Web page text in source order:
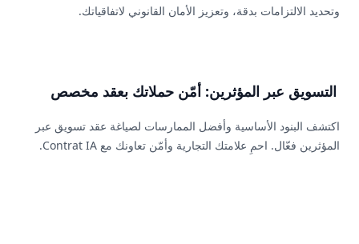
وتحديد الالتزامات بدقة، وتعزيز الأمان القانوني لاتفاقياتك.
التسويق عبر المؤثرين: أمّن حملاتك بعقد مخصص
اكتشف البنود الأساسية وأفضل الممارسات لصياغة عقد تسويق عبر
المؤثرين فعّال. احمِ علامتك التجارية وأمّن تعاونك مع Contrat IA.